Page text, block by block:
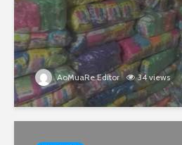
AoMuaRe Editor 34 views